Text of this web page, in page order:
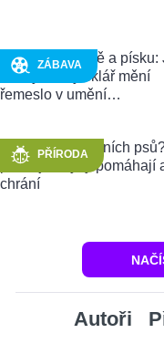
ZÁBAVA
PŘÍRODA
Autoři